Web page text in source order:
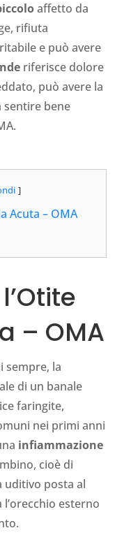
affetto da
rifiuta
e può avere
riferisce dolore
può avere la
bene
Acuta – OMA
– OMA
sempre, la
di un banale
faringite,
nei primi anni
infiammazione
cioè di
uditivo posta al
esterno